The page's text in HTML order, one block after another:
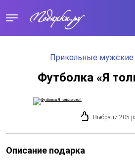
Прикольные мужские
Футболка «Я
Выбрали 205
Описание подарка